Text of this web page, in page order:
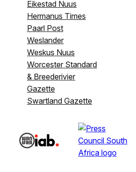
Eikestad Nuus
Hermanus Times
Paarl Post
Weslander
Weskus Nuus
Worcester Standard
& Breederivier
Gazette
Swartland Gazette